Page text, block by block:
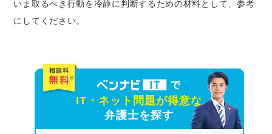
いま取るべき行動を冷静に判断するための材料として、参考
にしてください。
IT・ネット問題が得意な
弁護士を探す